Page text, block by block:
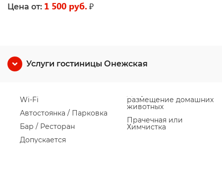
Цена от: 1 500 руб. ₽
Услуги гостиницы Онежская
Wi-Fi
Автостоянка / Парковка
Бар / Ресторан
Допускается
размещение домашних
животных
Прачечная или
Химчистка